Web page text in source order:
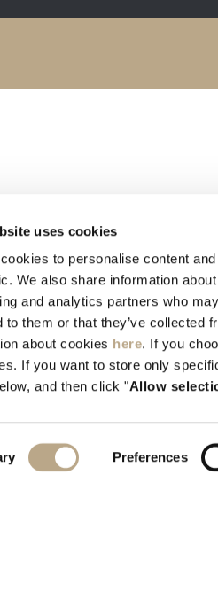
uses cookies
to personalise content
We also share information
and analytics partners who
to them or that they’ve collected
about cookies here. If you
If you want to store only
and then click "Allow
Preferences